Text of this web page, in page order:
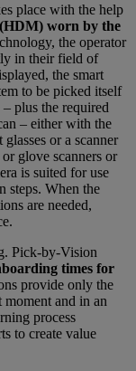
place with the help
(HDM) worn by the
the operator
in their field of
the smart
to be picked itself
plus the required
– either with the
or a scanner
glove scanners or
is suited for use
steps. When the
are needed,
Pick-by-Vision
times for
provide only the
and in an
process
to create value